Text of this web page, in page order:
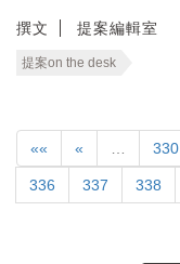
撰文 提案編輯室
提案on the desk
«« « 330
336 337 338